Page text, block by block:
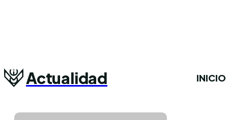
Actualidad INICIO